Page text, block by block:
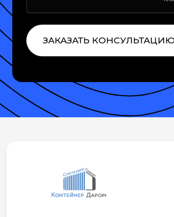
ЗАКАЗАТЬ КОНСУЛЬТАЦИЮ